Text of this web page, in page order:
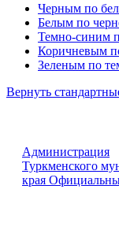
Черным по
Белым по
Темно-синим
Коричневым
Зеленым по
Вернуть
Администрация
Туркменского
края